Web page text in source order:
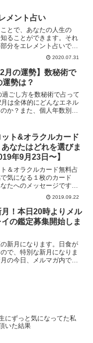
リングを受けてみた口コ
メント占い
とで、あなたの人生の
ることができます。それ
分をエレメント占いで補
と言われています。数秘
占いについて解説してい
2020.07.31
月の運勢】数秘術で
勢は？
過ごし方を数秘術で占って
は全体的にどんなエネル
か？また、個人年数別に
ト&オラクルカード
なたはどれを選びま
年9月23日〜】
＆オラクルカード無料占
気になる１枚のカード
たへのメッセージです。
とは天からのメッセージ
のメッセージに従って、一
みませんか？
2019.09.22
！本日20時よりメル
の鑑定募集開始しま
新月になります。日食が
で、特別な新月になりま
の今日、メルマガ内でレ
にずっと気になってた私
いた結果